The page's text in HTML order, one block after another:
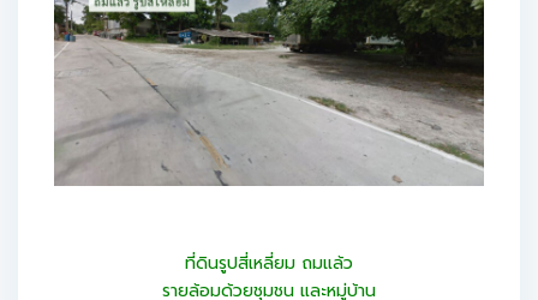
ที่ดินรูปสี่เหลี่ยม ถมแล้ว
รายล้อมด้วยชุมชน และหมู่บ้าน